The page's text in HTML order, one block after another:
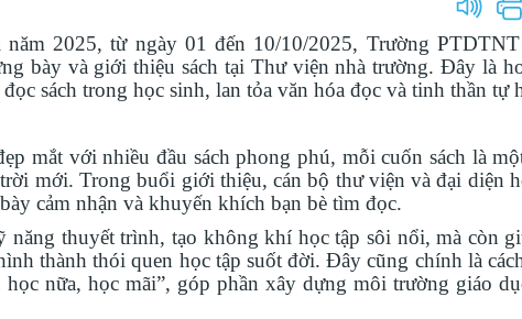
2025, từ ngày 01 đến 10/10/2025, Trường
bày và giới thiệu sách tại Thư viện nhà trường. Đây là
sách trong học sinh, lan tỏa văn hóa đọc và tinh thần tự
mắt với nhiều đầu sách phong phú, mỗi cuốn sách là
mới. Trong buổi giới thiệu, cán bộ thư viện và đại diện
cảm nhận và khuyến khích bạn bè tìm đọc.
thuyết trình, tạo không khí học tập sôi nổi, mà còn
thành thói quen học tập suốt đời. Đây cũng chính là
nữa, học mãi”, góp phần xây dựng môi trường giáo